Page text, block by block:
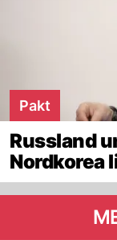
Pakt
Russland
Nordkorea